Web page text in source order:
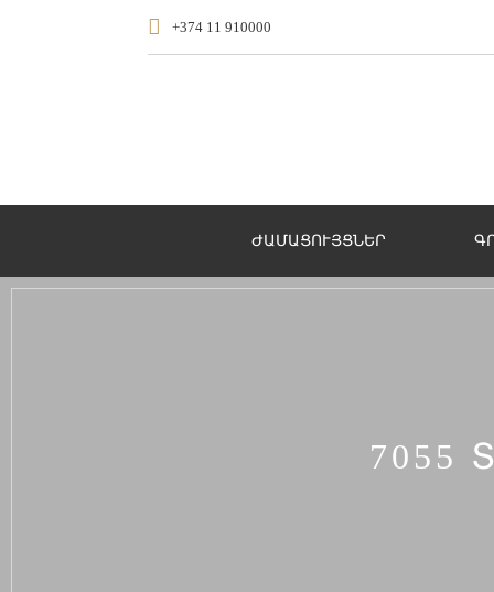
+374 11 910000
ԺԱՄԱՑՈՒՅՑՆԵՐ